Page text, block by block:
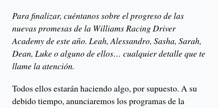
Para finalizar, cuéntanos sobre el progreso de las
nuevas promesas de la Williams Racing Driver
Academy de este año. Leah, Alessandro, Sasha, Sarah,
Dean, Luke o alguno de ellos… cualquier detalle que te
llame la atención.
Todos ellos estarán haciendo algo, por supuesto. A su
debido tiempo, anunciaremos los programas de la